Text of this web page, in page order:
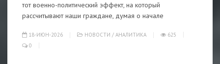
тот военно-политический эффект, на который
рассчитывают наши граждане, думая о начале
18-ИЮН-2026 НОВОСТИ / АНАЛИТИКА
625
0